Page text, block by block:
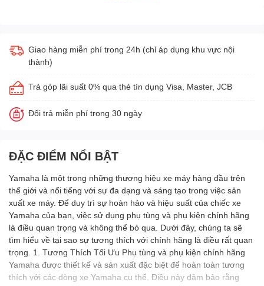
Giao hàng miễn phí trong 24h (chỉ áp dụng khu vực nội
thành)
Trả góp lãi suất 0% qua thẻ tín dụng Visa, Master, JCB
Đổi trả miễn phí trong 30 ngày
ĐẶC ĐIỂM NỔI BẬT
Yamaha là một trong những thương hiệu xe máy hàng đầu trên
thế giới và nổi tiếng với sự đa dạng và sáng tạo trong việc sản
xuất xe máy. Để duy trì sự hoàn hảo và hiệu suất của chiếc xe
Yamaha của bạn, việc sử dụng phụ tùng và phụ kiện chính hãng
là điều quan trọng và không thể bỏ qua. Dưới đây, chúng ta sẽ
tìm hiểu về tại sao sự tương thích với chính hãng là điều rất quan
trọng. 1. Tương Thích Tối Ưu Phụ tùng và phụ kiện chính hãng
Yamaha được thiết kế và sản xuất đặc biệt để hoàn toàn tương
thích với các dòng xe Yamaha cụ thể. Điều này đảm bảo rằng